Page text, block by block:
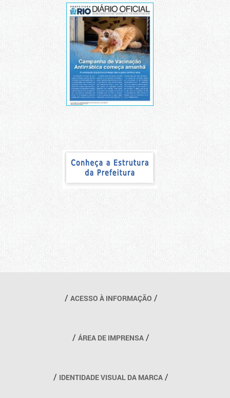
Outros links
ACESSO À INFORMAÇÃO
ÁREA DE IMPRENSA
IDENTIDADE VISUAL DA MARCA